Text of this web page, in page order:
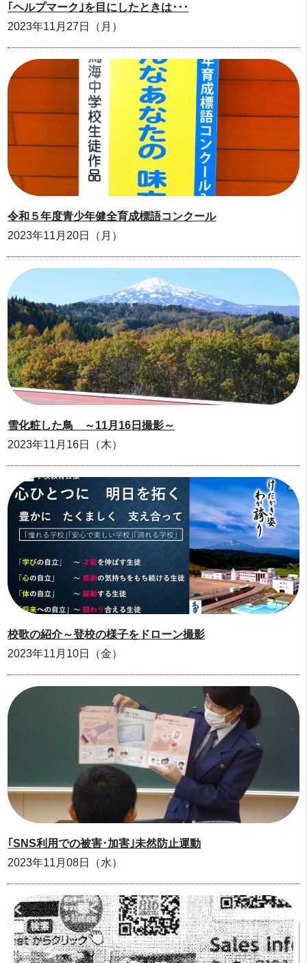
｢ヘルプマーク｣を目にしたときは･･･
2023年11月27日（月）
令和５年度青少年健全育成標語コンクール
2023年11月20日（月）
雪化粧した鳥 ～11月16日撮影～
2023年11月16日（木）
校歌の紹介～登校の様子をドローン撮影
2023年11月10日（金）
｢SNS利用での被害･加害｣未然防止運動
2023年11月08日（水）